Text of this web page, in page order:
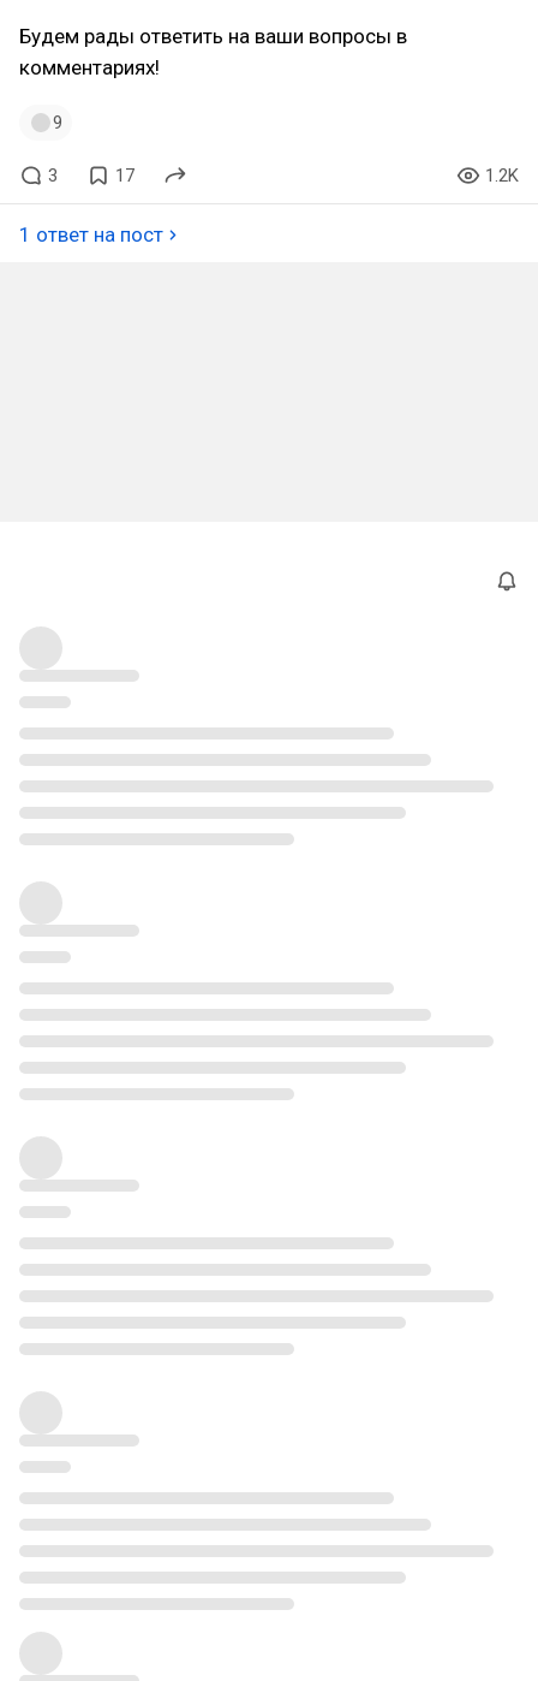
Будем рады ответить на ваши вопросы в
комментариях!
9
3 17 1.2K
1 ответ на пост